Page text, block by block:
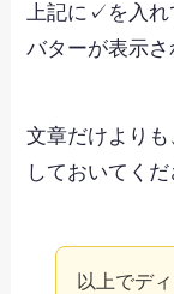
上記に✓を入れ
バターが表示さ
文章だけより
しておいてくだ
以上でデ